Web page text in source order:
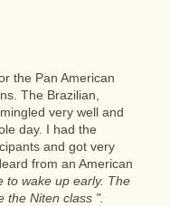
the Pan American
The Brazilian,
very well and
day. I had the
and got very
from an American
to wake up early. The
the Niten class ".